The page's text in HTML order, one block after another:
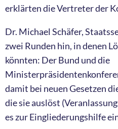
erklärten die Vertreter der
Dr. Michael Schäfer,
zwei Runden hin, in denen
könnten: Der Bund und die
damit bei neuen Gesetzen
die sie auslöst
es zur Eingliederungshilfe